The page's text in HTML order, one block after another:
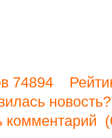
74894
комментарий